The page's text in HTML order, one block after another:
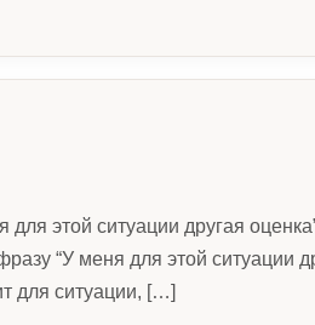
этой ситуации другая
“У меня для этой ситуации
для ситуации, […]